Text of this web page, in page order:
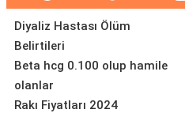
Diyaliz Hastası Ölüm
Belirtileri
Beta hcg 0.100 olup hamile
olanlar
Rakı Fiyatları 2024